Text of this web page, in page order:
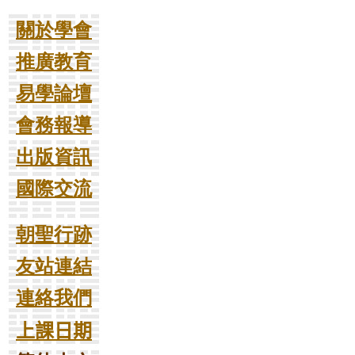
關於學會
推廣教育
易學論壇
會務報導
出版資訊
國際交流
朝聖行跡
友站連結
連絡我們
上課日期